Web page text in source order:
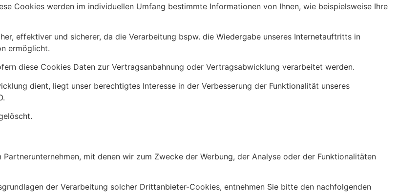
Cookies werden im individuellen Umfang bestimmte Informationen von Ihnen, wie beispielsweise Ihre
effektiver und sicherer, da die Verarbeitung bspw. die Wiedergabe unseres Internetauftritts in
ermöglicht.
diese Cookies Daten zur Vertragsanbahnung oder Vertragsabwicklung verarbeitet werden.
dient, liegt unser berechtigtes Interesse in der Verbesserung der Funktionalität unseres
mit denen wir zum Zwecke der Werbung, der Analyse oder der Funktionalitäten
der Verarbeitung solcher Drittanbieter-Cookies, entnehmen Sie bitte den nachfolgenden